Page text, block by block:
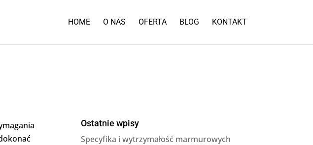
HOME O NAS OFERTA BLOG KONTAKT
Ostatnie wpisy
Specyfika i wytrzymałość marmurowych